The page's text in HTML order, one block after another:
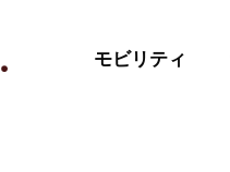
モビリティ